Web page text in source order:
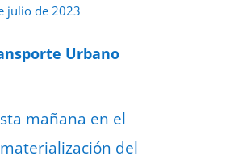
julio de 2023
Urbano
mañana en el
del